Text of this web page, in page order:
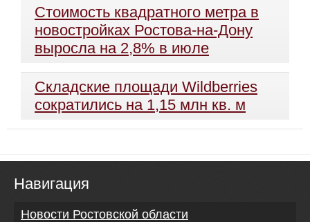
Стоимость квадратного метра в
новостройках Ростова-на-Дону
выросла на 2,8% в июле
Складские площади Wildberries
сократились на 1,15 млн кв. м
Навигация
Новости Ростовской области